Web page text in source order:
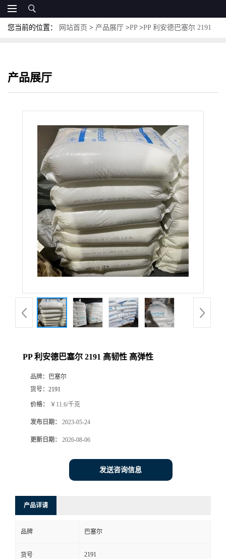
您当前的位置： 网站首页 > 产品展厅 >PP >PP 利安德巴塞尔 2191
产品展厅
PP 利安德巴塞尔 2191 高韧性 高弹性
品牌：
巴塞尔
货号： 2191
价格： ￥11.6/千克
发布日期： 2023-05-24
更新日期： 2026-08-06
发送咨询信息
产品详请
品牌 巴塞尔
货号 2191